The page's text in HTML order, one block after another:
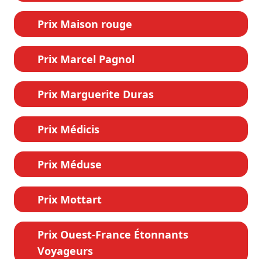
Prix Maison rouge
Prix Marcel Pagnol
Prix Marguerite Duras
Prix Médicis
Prix Méduse
Prix Mottart
Prix Ouest-France Étonnants
Voyageurs